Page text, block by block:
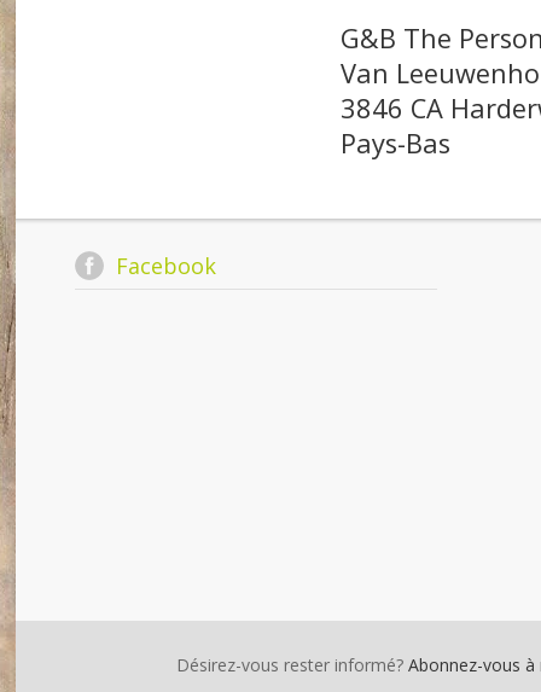
G&B The
Van
3846 CA
Pays-Bas
Facebook
Désirez-vous rester informé?Abonnez-vous à